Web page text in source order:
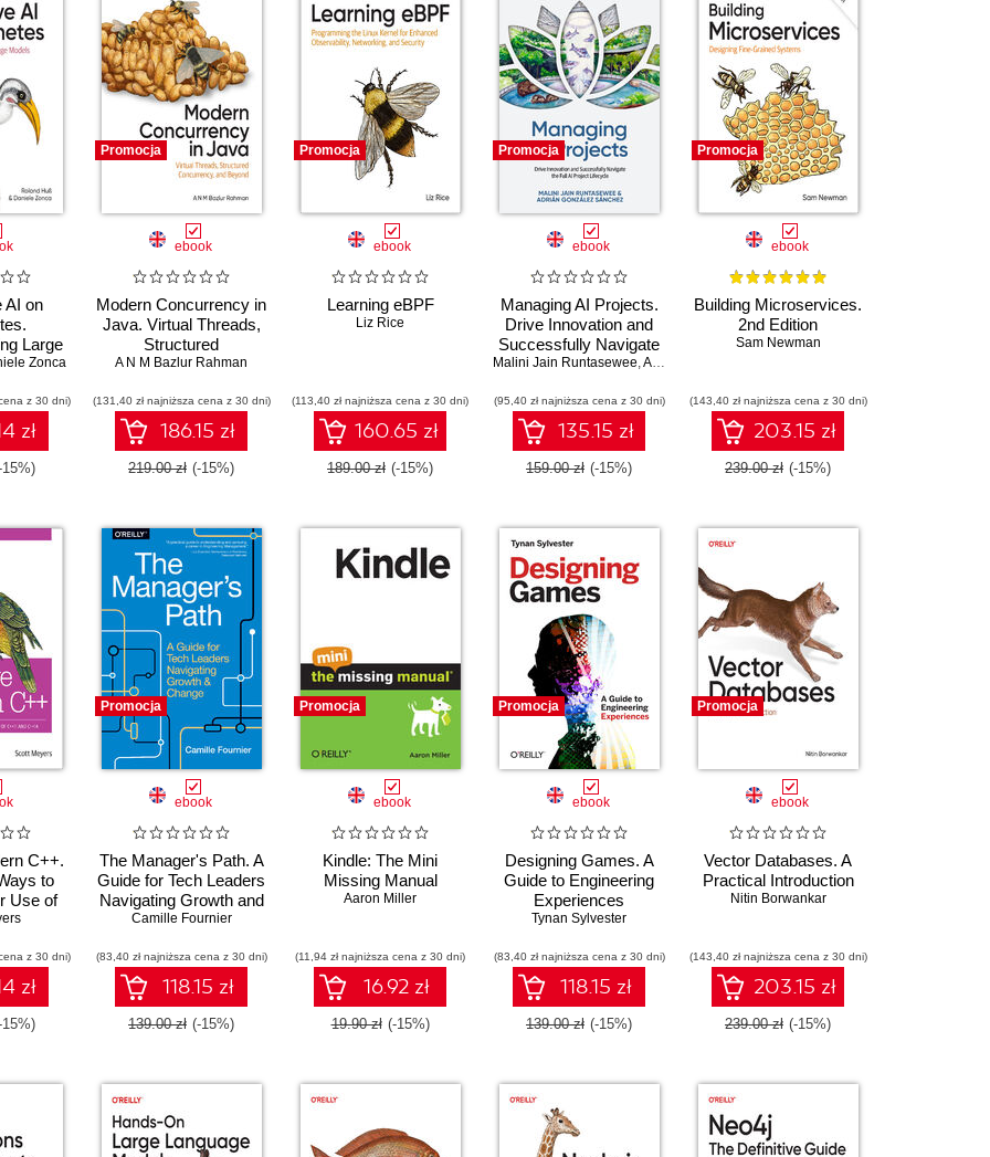
AI on
Large
Zonca
z 30 dni)
zł
15%)
Promocja
ebook
Modern Concurrency in
Java. Virtual Threads,
Structured
Concurrency, and
A N M Bazlur Rahman
(131,40 zł najniższa cena z 30 dni)
186.15 zł
219.00 zł (-15%)
Promocja
ebook
Learning eBPF
Liz Rice
(113,40 zł najniższa cena z 30 dni)
160.65 zł
189.00 zł (-15%)
Promocja
ebook
Managing AI Projects.
Drive Innovation and
Successfully Navigate
the Full AI Project
Malini Jain Runtasewee,Adrián González Sánchez
(95,40 zł najniższa cena z 30 dni)
135.15 zł
159.00 zł (-15%)
Promocja
ebook
Building Microservices.
2nd Edition
Sam Newman
(143,40 zł najniższa cena z 30 dni)
203.15 zł
239.00 zł (-15%)
C++.
to
Use of
z 30 dni)
zł
15%)
Promocja
ebook
The Manager's Path. A
Guide for Tech Leaders
Navigating Growth and
Change
Camille Fournier
(83,40 zł najniższa cena z 30 dni)
118.15 zł
139.00 zł (-15%)
Promocja
ebook
Kindle: The Mini
Missing Manual
Aaron Miller
(11,94 zł najniższa cena z 30 dni)
16.92 zł
19.90 zł (-15%)
Promocja
ebook
Designing Games. A
Guide to Engineering
Experiences
Tynan Sylvester
(83,40 zł najniższa cena z 30 dni)
118.15 zł
139.00 zł (-15%)
Promocja
ebook
Vector Databases. A
Practical Introduction
Nitin Borwankar
(143,40 zł najniższa cena z 30 dni)
203.15 zł
239.00 zł (-15%)